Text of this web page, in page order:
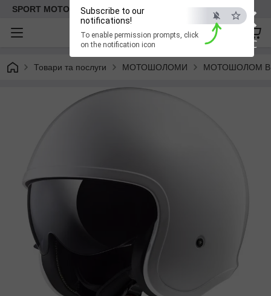
×
ESC
Subscribe to our
notifications!
To enable permission prompts, click
on the notification icon
SPORT MOTO | Інтернет-магазин мототоварів
Товари та послуги МОТОШОЛОМИ МОТОШОЛОМ